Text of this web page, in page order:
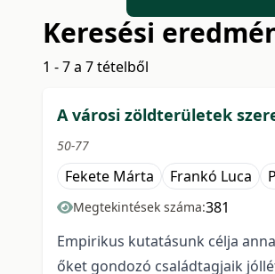
Keresési
1 - 7 a 7 tételből
A városi zöldterületek
50-77
Fekete Márta Frankó Luca
Megtekintések száma:381
Empirikus kutatásunk célja
őket gondozó családtagjaik